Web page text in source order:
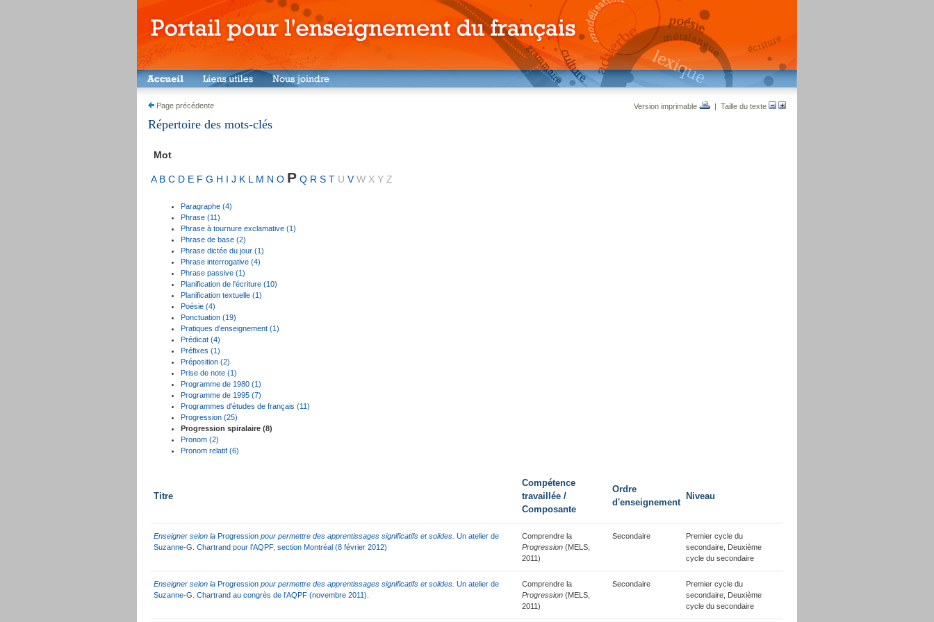
Page précédente Version imprimable | Taille du texte
Répertoire des mots-clés
Mot
A B C D E F G H I J K L M N O P Q R S T U V W X Y Z
Paragraphe (4)
Phrase (11)
Phrase à tournure exclamative (1)
Phrase de base (2)
Phrase dictée du jour (1)
Phrase interrogative (4)
Phrase passive (1)
Planification de l'écriture (10)
Planification textuelle (1)
Poésie (4)
Ponctuation (19)
Pratiques d'enseignement (1)
Prédicat (4)
Préfixes (1)
Préposition (2)
Prise de note (1)
Programme de 1980 (1)
Programme de 1995 (7)
Programmes d'études de français (11)
Progression (25)
Progression spiralaire (8)
Pronom (2)
Pronom relatif (6)
Titre
Compétence
travaillée /
Composante
Ordre
d'enseignement
Niveau
Enseigner selon la Progression pour permettre des apprentissages significatifs et solides. Un atelier de
Suzanne-G. Chartrand pour l’AQPF, section Montréal (8 février 2012)
Comprendre la
Progression (MELS,
2011)
Secondaire
Premier cycle du
secondaire, Deuxième
cycle du secondaire
Enseigner selon la Progression pour permettre des apprentissages significatifs et solides. Un atelier de
Suzanne-G. Chartrand au congrès de l'AQPF (novembre 2011).
Comprendre la
Progression (MELS,
2011)
Secondaire
Premier cycle du
secondaire, Deuxième
cycle du secondaire